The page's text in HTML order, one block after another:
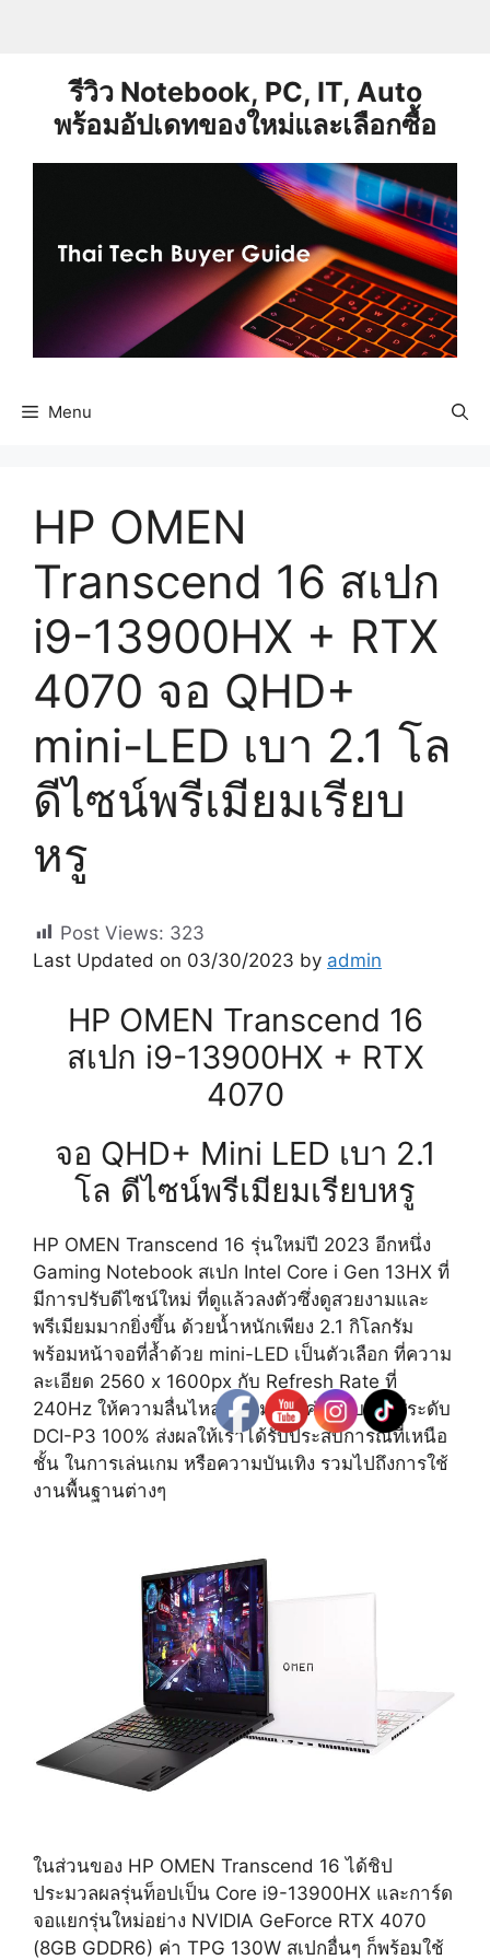
รีวิว Notebook, PC, IT, Auto
พร้อมอัปเดทของใหม่และเลือกซื้อ
Menu
HP OMEN
Transcend 16 สเปก
i9-13900HX + RTX
4070 จอ QHD+
mini-LED เบา 2.1 โล
ดีไซน์พรีเมียมเรียบ
หรู
Post Views: 323
Last Updated on 03/30/2023 by admin
HP OMEN Transcend 16
สเปก i9-13900HX + RTX
4070
จอ QHD+ Mini LED เบา 2.1
โล ดีไซน์พรีเมียมเรียบหรู
HP OMEN Transcend 16 รุ่นใหม่ปี 2023 อีกหนึ่ง
Gaming Notebook สเปก Intel Core i Gen 13HX ที่
มีการปรับดีไซน์ใหม่ ที่ดูแล้วลงตัวซึ่งดูสวยงามและ
พรีเมียมมากยิ่งขึ้น ด้วยน้ำหนักเพียง 2.1 กิโลกรัม
พร้อมหน้าจอที่ล้ำด้วย mini-LED เป็นตัวเลือก ที่ความ
ละเอียด 2560 x 1600px กับ Refresh Rate ที่
240Hz ให้ความลื่นไหล พร้อมด้วยค่าขอบเขตสีระดับ
DCI-P3 100% ส่งผลให้เราได้รับประสบการณ์ที่เหนือ
ชั้น ในการเล่นเกม หรือความบันเทิง รวมไปถึงการใช้
งานพื้นฐานต่างๆ
ในส่วนของ HP OMEN Transcend 16 ได้ชิป
ประมวลผลรุ่นท็อปเป็น Core i9-13900HX และการ์ด
จอแยกรุ่นใหม่อย่าง NVIDIA GeForce RTX 4070
(8GB GDDR6) ค่า TPG 130W สเปกอื่นๆ ก็พร้อมใช้